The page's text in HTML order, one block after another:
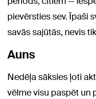
pievērsties sev. Īpaši
savās sajūtās, nevis
Auns
Nedēļa sāksies ļoti
vēlme visu paspēt un